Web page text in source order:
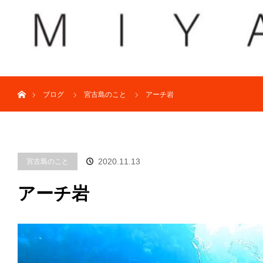
ブログ
宮古島のこと アーチ岩
宮古島のこと 2020.11.13
アーチ岩